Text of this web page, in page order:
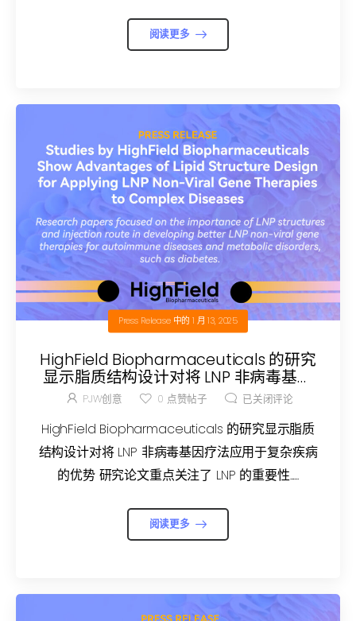
阅读更多
Press Release中的1 月 13, 2025
HighField Biopharmaceuticals 的研究
显示脂质结构设计对将 LNP 非病毒基因
疗法应用于复杂疾病具有优势
PJW创意 0 点赞帖子 已关闭评论
HighField Biopharmaceuticals 的研究显示脂质
结构设计对将 LNP 非病毒基因疗法应用于复杂疾病
的优势 研究论文重点关注了 LNP 的重要性......
阅读更多